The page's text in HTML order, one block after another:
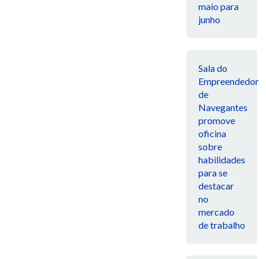
maio para
junho
Sala do
Empreendedor
de
Navegantes
promove
oficina
sobre
habilidades
para se
destacar
no
mercado
de trabalho